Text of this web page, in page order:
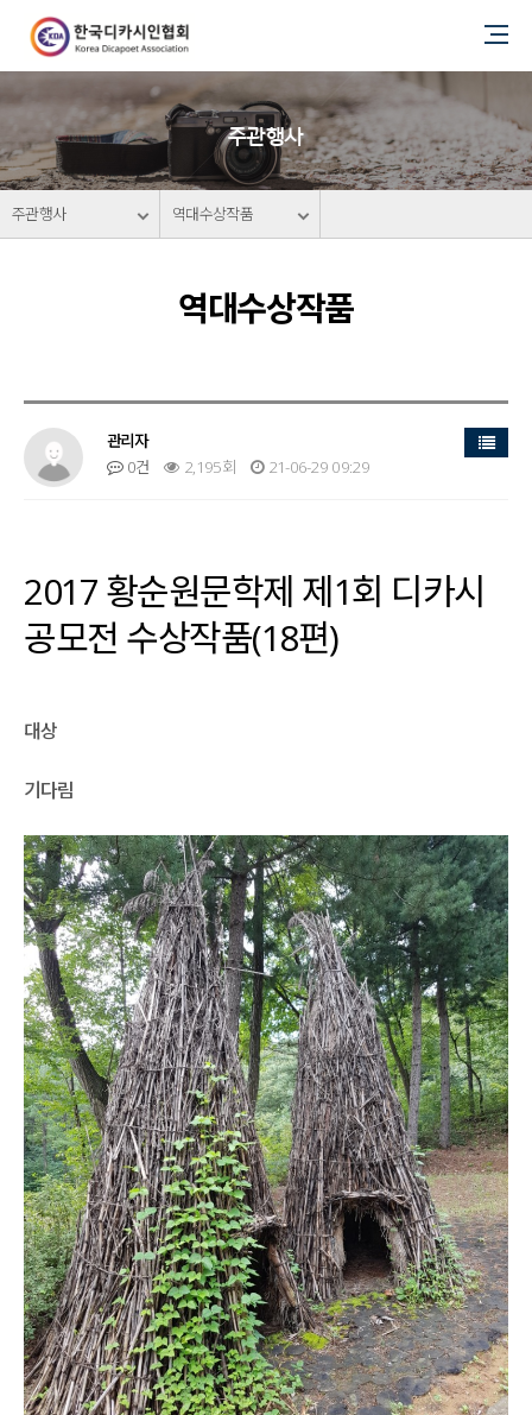
주관행사
주관행사 역대수상작품
역대수상작품
관리자
0건
2,195회 21-06-29 09:29
목록
2017 황순원문학제 제1회 디카시
공모전 수상작품(18편)
대상
기다림